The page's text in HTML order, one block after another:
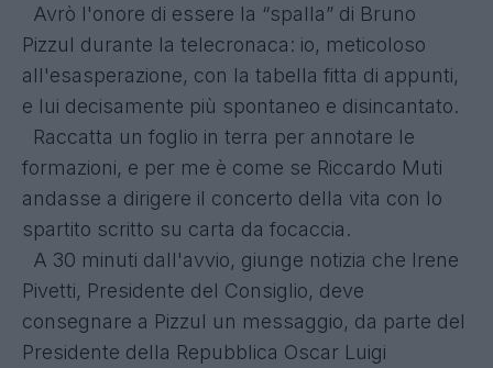
Avrò l'onore di essere la “spalla” di Bruno
Pizzul durante la telecronaca: io, meticoloso
all'esasperazione, con la tabella fitta di appunti,
e lui decisamente più spontaneo e disincantato.
Raccatta un foglio in terra per annotare le
formazioni, e per me è come se Riccardo Muti
andasse a dirigere il concerto della vita con lo
spartito scritto su carta da focaccia.
A 30 minuti dall'avvio, giunge notizia che Irene
Pivetti, Presidente del Consiglio, deve
consegnare a Pizzul un messaggio, da parte del
Presidente della Repubblica Oscar Luigi